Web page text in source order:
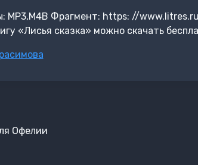
MP3,M4B Фрагмент: https: //
«Лисья сказка» можно скачать
Офелии